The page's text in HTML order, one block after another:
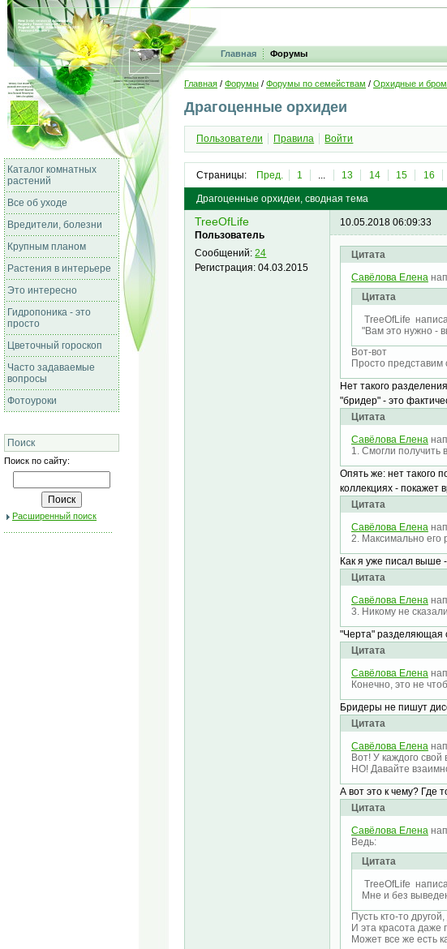
Главная Форумы
Каталог комнатных
растений
Все об уходе
Вредители, болезни
Крупным планом
Растения в интерьере
Это интересно
Гидропоника - это
просто
Цветочный гороскоп
Часто задаваемые
вопросы
Фотоуроки
Поиск
Поиск по сайту:
Расширенный поиск
Главная / Форумы / Форумы по семействам / Орхидные и
Драгоценные орхидеи
Пользователи Правила Войти
Страницы: Пред. 1 ... 13 14 15 16
Драгоценные орхидеи, сводная тема
TreeOfLife
Пользователь
Сообщений:24
Регистрация:04.03.2015
10.05.2018 06:09:33
Цитата
Cавёлова Елена
Цитата
TreeOfLife
"Вам это нужно -
Вот-вот
Просто представим
Нет такого
"бридер" - это
Цитата
Cавёлова Елена
1. Смогли получить
Опять же: нет такого
коллекциях - покажет
Цитата
Cавёлова Елена
2. Максимально его
Как я уже писал выше
Цитата
Cавёлова Елена
3. Никому не
"Черта" разделяющая
Цитата
Cавёлова Елена
Конечно, это не
Бридеры не пишут
Цитата
Cавёлова Елена
Вот! У каждого
НО! Давайте
А вот это к чему? Где
Цитата
Cавёлова Елена
Ведь:
Цитата
TreeOfLife
Мне и без
Пусть кто-то
И эта красота даже
Может все же есть